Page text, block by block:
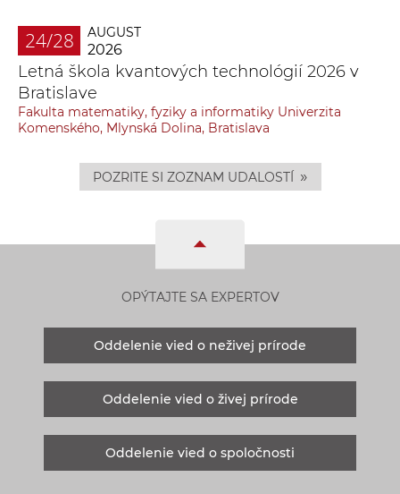
24/28 AUGUST
2026
Letná škola kvantových technológií 2026 v
Bratislave
Fakulta matematiky, fyziky a informatiky Univerzita
Komenského, Mlynská Dolina, Bratislava
POZRITE SI ZOZNAM UDALOSTÍ »
OPÝTAJTE SA EXPERTOV
Oddelenie vied o neživej prírode
Oddelenie vied o živej prírode
Oddelenie vied o spoločnosti